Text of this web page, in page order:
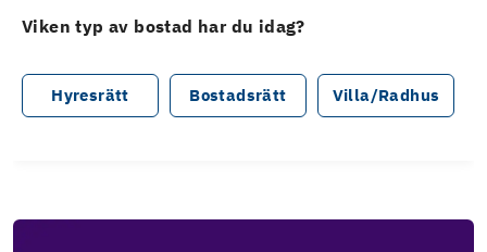
Viken typ av bostad har du idag?
Hyresrätt Bostadsrätt Villa/Radhus